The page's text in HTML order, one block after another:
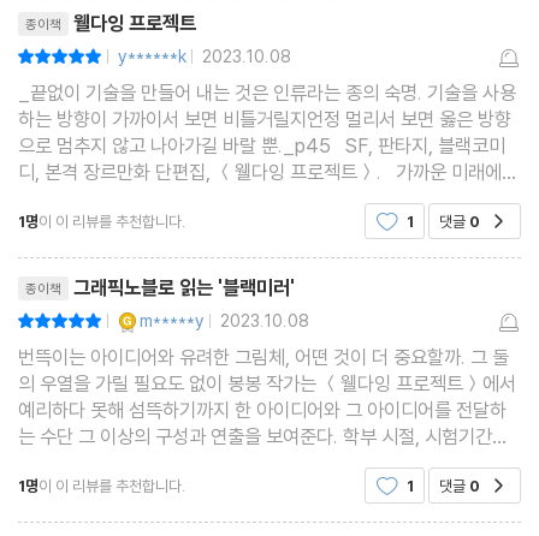
종이책 웰다잉 프로젝트
| y******k | 2023.10.08
_끝없이 기술을 만들어 내는 것은 인류라는 종의 숙명. 기술을 사용
하는 방향이 가까이서 보면 비틀거릴지언정 멀리서 보면 옳은 방향
으로 멈추지 않고 나아가길 바랄 뿐._p45 SF, 판타지, 블랙코미
디, 본격 장르만화 단편집, ＜웰다잉 프로젝트＞. 가까운 미래에
충분히 일어날 수 있는 일들, 혹은 현실을 풍자하는 환상만화단편들
로 만났다. 총 6편이고 다루고 있는 내용
1명이 이 리뷰를 추천합니다. 1 댓글 0
종이책 그래픽노블로 읽는 '블랙미러'
| m*****y | 2023.10.08
번뜩이는 아이디어와 유려한 그림체, 어떤 것이 더 중요할까. 그 둘
의 우열을 가릴 필요도 없이 봉봉 작가는 ＜웰다잉 프로젝트＞에서
예리하다 못해 섬뜩하기까지 한 아이디어와 그 아이디어를 전달하
는 수단 그 이상의 구성과 연출을 보여준다. 학부 시절, 시험기간이
끝난 도서관 열람실에서 그래픽 노블을 산더미 같이 쌓아놓고 읽던
것이 스스로에게 주는 포상이었던 내게는 이 책
1명이 이 리뷰를 추천합니다. 1 댓글 0